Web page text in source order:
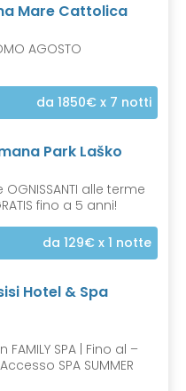
Mare Cattolica
AGOSTO
da 1850€ x 7 notti
Park Laško
OGNISSANTI alle terme
fino a 5 anni!
da 129€ x 1 notte
Hotel & Spa
FAMILY SPA | Fino al –
SPA SUMMER